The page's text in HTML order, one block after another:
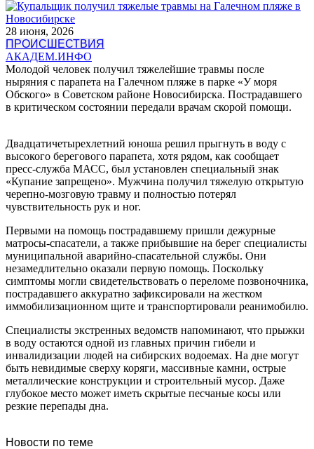
28 июня, 2026
ПРОИСШЕСТВИЯ
АКАДЕМ.ИНФО
Молодой человек получил тяжелейшие травмы после
ныряния с парапета на Галечном пляже в парке «У моря
Обского» в Советском районе Новосибирска. Пострадавшего
в критическом состоянии передали врачам скорой помощи.
Двадцатичетырехлетний юноша решил прыгнуть в воду с
высокого берегового парапета, хотя рядом, как сообщает
пресс-служба МАСС, был установлен специальный знак
«Купание запрещено». Мужчина получил тяжелую открытую
черепно-мозговую травму и полностью потерял
чувствительность рук и ног.
Первыми на помощь пострадавшему пришли дежурные
матросы-спасатели, а также прибывшие на берег специалисты
муниципальной аварийно-спасательной службы. Они
незамедлительно оказали первую помощь. Поскольку
симптомы могли свидетельствовать о переломе позвоночника,
пострадавшего аккуратно зафиксировали на жестком
иммобилизационном щите и транспортировали реанимобилю.
Специалисты экстренных ведомств напоминают, что прыжки
в воду остаются одной из главных причин гибели и
инвалидизации людей на сибирских водоемах. На дне могут
быть невидимые сверху коряги, массивные камни, острые
металлические конструкции и строительный мусор. Даже
глубокое место может иметь скрытые песчаные косы или
резкие перепады дна.
Новости по теме